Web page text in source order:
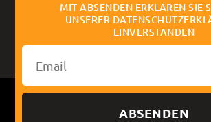
MIT ABSENDEN ERKLÄREN SIE
UNSERER
EINVERSTANDEN
ABSENDEN